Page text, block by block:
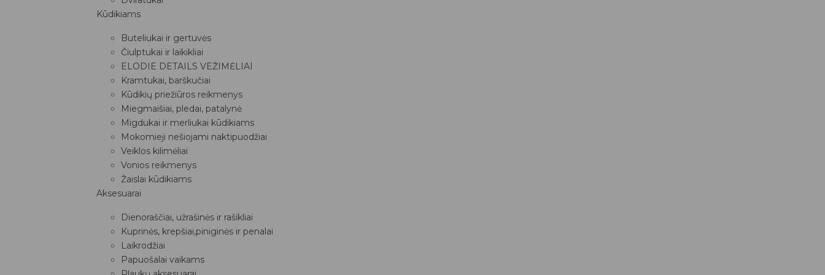
Kūdikiams
Buteliukai ir gertuvės
Čiulptukai ir laikikliai
ELODIE DETAILS VEŽIMĖLIAI
Kramtukai, barškučiai
Kūdikių priežiūros reikmenys
Miegmaišiai, pledai, patalynė
Migdukai ir merliukai kūdikiams
Mokomieji nešiojami naktipuodžiai
Veiklos kilimėliai
Vonios reikmenys
Žaislai kūdikiams
Aksesuarai
Dienoraščiai, užrašinės ir rašikliai
Kuprinės, krepšiai,piniginės ir penalai
Laikrodžiai
Papuošalai vaikams